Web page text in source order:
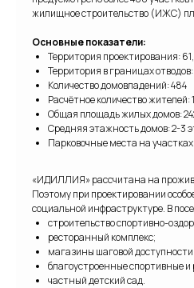
жилищное строительство (ИЖС)
Основные показатели:
Территория проектирования:
Территория в границах
Количество домовладений: 484
Расчётное количество жителей:
Общая площадь жилых домов:
Средняя этажность домов: 2-3
Парковочные места на
«ИДИЛЛИЯ» рассчитана на
Поэтому при проектировании
социальной инфраструктуре. В
строительство спортивно-
ресторанный комплекс;
магазины шаговой доступности;
благоустроенные спортивные
частный детский сад.